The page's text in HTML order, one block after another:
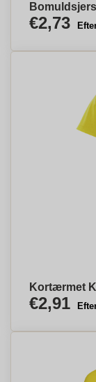
€2,73
Kortærmet
€2,91